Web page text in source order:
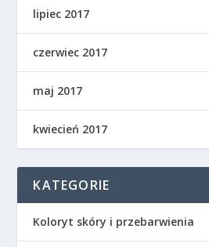
lipiec 2017
czerwiec 2017
maj 2017
kwiecień 2017
KATEGORIE
Koloryt skóry i przebarwienia